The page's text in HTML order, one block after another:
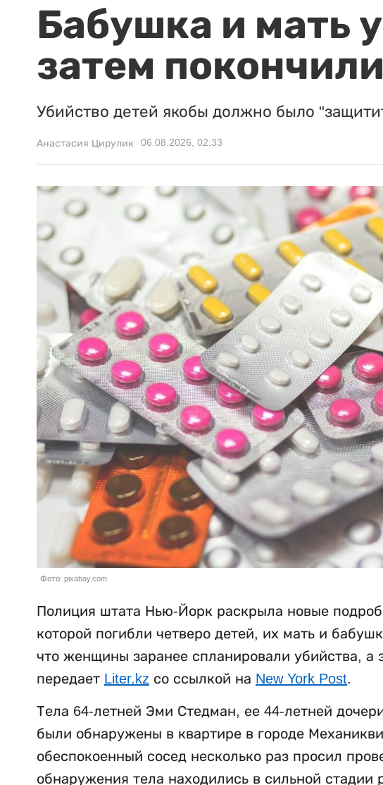
Бабушка и мать
затем
Убийство детей якобы должно было
Анастасия Цирулик 06.08.2026, 02:33
Фото: pixabay.com
Полиция штата Нью-Йорк раскрыла новые
которой погибли четверо детей, их мать и
что женщины заранее спланировали убийства, а
передает Liter.kz со ссылкой на New York Post.
Тела 64-летней Эми Стедман, ее 44-летней
были обнаружены в квартире в городе
обеспокоенный сосед несколько раз просил
обнаружения тела находились в сильной стадии